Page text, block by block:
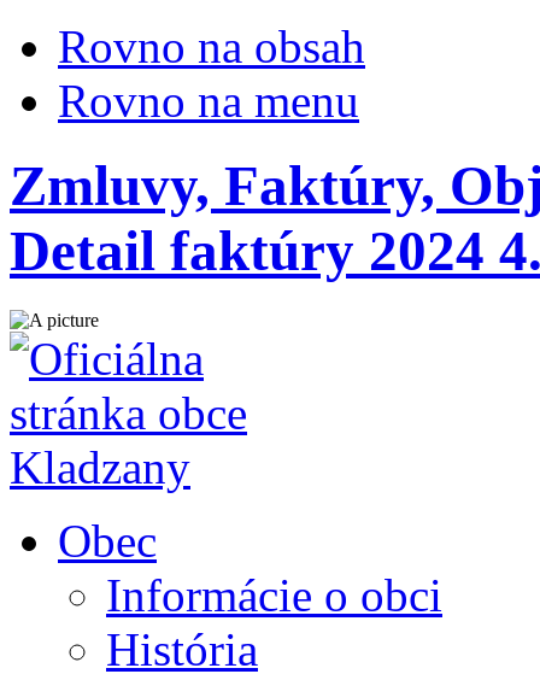
Rovno na obsah
Rovno na menu
Zmluvy, Faktúry,
Detail faktúry 2024
Obec
Informácie o obci
História